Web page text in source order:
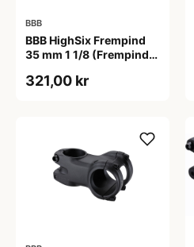
BBB
BBB HighSix Frempind
35 mm 1 1/8 (Frempind
321,00 kr